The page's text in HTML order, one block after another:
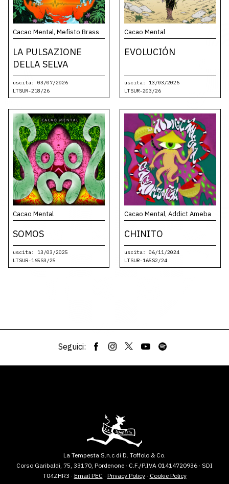
Cacao Mental, Mefisto Brass
LA PULSAZIONE
DELLA SELVA
uscita: 03/07/2026
LTSUR-218/26
Cacao Mental
EVOLUCIÓN
uscita: 13/03/2026
LTSUR-203/26
Cacao Mental
SOMOS
uscita: 13/03/2025
LTSUR-165S3/25
Cacao Mental, Addict Ameba
CHINITO
uscita: 06/11/2024
LTSUR-165S2/24
Seguici:
La Tempesta S.n.c di D. Toffolo & Co.
Corso Garibaldi, 75, 33170, Pordenone · C.F./P.IVA 01414720936 · SDI
T04ZHR3 · Email PEC · Privacy Policy· Cookie Policy